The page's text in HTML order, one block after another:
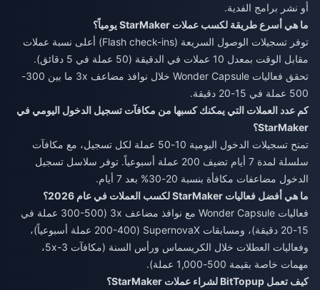
أو نشر برامج الفدية.
ما هي أسرع طريقة لكسب عملات StarMaker يومياً؟
توفر تسجيلات الوصول السريعة (Flash check-ins) أعلى نسبة عملات
مقابل الوقت بمعدل 10 عملات في الدقيقة (50 عملة في 5 دقائق).
تحقق فعاليات Wonder Capsule خلال نوافذ مضاعف 3x ما بين 300-
500 عملة في 15-20 دقيقة.
كم عدد العملات التي يمكنك كسبها من مكافآت تسجيل الدخول اليومي في
StarMaker؟
تمنح تسجيلات الدخول اليومية 10-50 عملة لكل تسجيل، مع مكافآت
سلسلة لمدة 7 أيام تضيف 200 عملة أسبوعياً. توفر سلاسل تسجيل
الدخول مضاعفات مكافأة بنسبة 20-30% بعد 7 أيام.
ما هي أفضل فعاليات StarMaker لكسب العملات في عام 2026؟
فعاليات Wonder Capsule مع نوافذ مضاعف 3x (300-500 عملة في
15-20 دقيقة)، ومسابقات SupernovaX (200-400 عملة أسبوعياً)،
وفعاليات العطلات خلال الكريسماس ورأس السنة (مكافآت 3-5x،
مهمات خاصة بقيمة 500-1,000 عملة).
كيف تعمل BitTopup لشراء عملات StarMaker؟